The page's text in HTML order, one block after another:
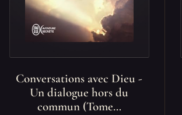
Conversations avec Dieu -
Un dialogue hors du
commun (Tome…